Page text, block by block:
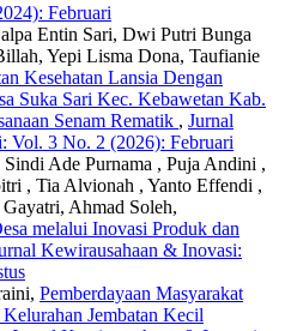
Februari
Entin Sari, Dwi Putri Bunga
Yepi Lisma Dona, Taufianie
Kesehatan Lansia Dengan
Suka Sari Kec. Kebawetan Kab.
Senam Rematik , Jurnal
Vol. 3 No. 2 (2026): Februari
Ade Purnama , Puja Andini ,
, Tia Alvionah , Yanto Effendi ,
Ahmad Soleh,
melalui Inovasi Produk dan
Kewirausahaan & Inovasi:
Pemberdayaan Masyarakat
Jembatan Kecil